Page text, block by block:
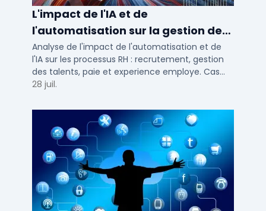
L'impact de l'IA et de
l'automatisation sur la gestion des
talents RH
Analyse de l'impact de l'automatisation et de
l'IA sur les processus RH : recrutement, gestion
des talents, paie et experience employe. Cas
concrets pour TPE, PME et ETI en 2026.
28 juil.